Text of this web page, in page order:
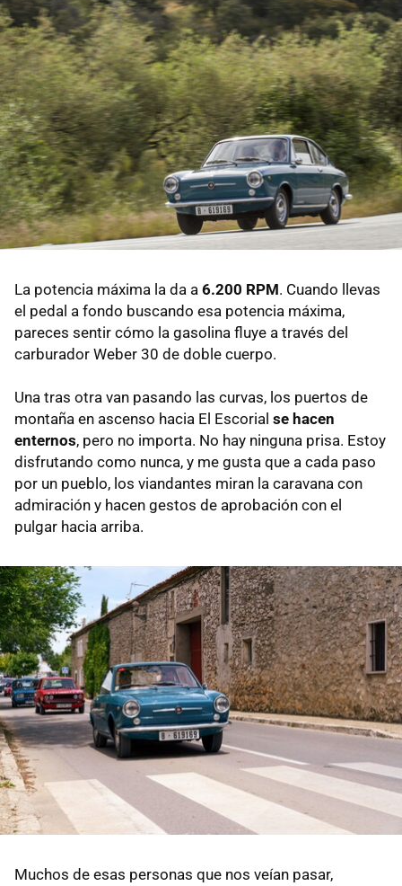
La potencia máxima la da a 6.200 RPM. Cuando llevas
el pedal a fondo buscando esa potencia máxima,
pareces sentir cómo la gasolina fluye a través del
carburador Weber 30 de doble cuerpo.
Una tras otra van pasando las curvas, los puertos de
montaña en ascenso hacia El Escorial se hacen
enternos, pero no importa. No hay ninguna prisa. Estoy
disfrutando como nunca, y me gusta que a cada paso
por un pueblo, los viandantes miran la caravana con
admiración y hacen gestos de aprobación con el
pulgar hacia arriba.
Muchos de esas personas que nos veían pasar,